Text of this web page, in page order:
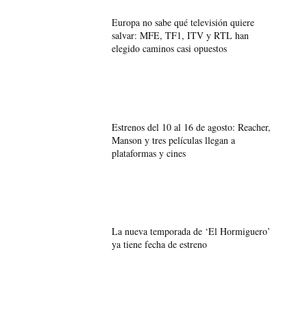
Europa no sabe qué televisión quiere
salvar: MFE, TF1, ITV y RTL han
elegido caminos casi opuestos
Estrenos del 10 al 16 de agosto: Reacher,
Manson y tres películas llegan a
plataformas y cines
La nueva temporada de ‘El Hormiguero’
ya tiene fecha de estreno